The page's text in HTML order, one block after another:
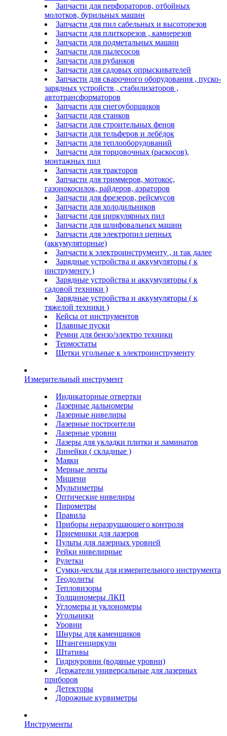
Запчасти для перфораторов, отбойных
молотков, бурильных машин
Запчасти для пил сабельных и высоторезов
Запчасти для плиткорезов , камнерезов
Запчасти для подметальных машин
Запчасти для пылесосов
Запчасти для рубанков
Запчасти для садовых опрыскивателей
Запчасти для сварочного оборудования , пуско-
зарядных устройств , стабилизаторов ,
автотрансформаторов
Запчасти для снегоуборщиков
Запчасти для станков
Запчасти для строительных фенов
Запчасти для тельферов и лебёдок
Запчасти для теплооборудований
Запчасти для торцовочных (раскосов),
монтажных пил
Запчасти для тракторов
Запчасти для триммеров, мотокос,
газонокосилок, райдеров, аэраторов
Запчасти для фрезеров, рейсмусов
Запчасти для холодильников
Запчасти для циркулярных пил
Запчасти для шлифовальных машин
Запчасти для электропил цепных
(аккумуляторные)
Запчасти к электроинструменту , и так далее
Зарядные устройства и аккумуляторы ( к
инструменту )
Зарядные устройства и аккумуляторы ( к
садовой техники )
Зарядные устройства и аккумуляторы ( к
тяжелой техники )
Кейсы от инструментов
Плавные пуски
Ремни для бензо/электро техники
Термостаты
Щетки угольные к электроинструменту
Измерительный инструмент
Индикаторные отвертки
Лазерные дальномеры
Лазерные нивелиры
Лазерные построители
Лазерные уровни
Лазеры для укладки плитки и ламинатов
Линейки ( складные )
Маяки
Мерные ленты
Мишени
Мультиметры
Оптические нивелиры
Пирометры
Правила
Приборы неразрушающего контроля
Приемники для лазеров
Пульты для лазерных уровней
Рейки нивелирные
Рулетки
Сумки-чехлы для измерительного инструмента
Теодолиты
Тепловизоры
Толщиномеры ЛКП
Угломеры и уклономеры
Угольники
Уровни
Шнуры для каменщиков
Штангенциркули
Штативы
Гидроуровни (водяные уровни)
Держатели универсальные для лазерных
приборов
Детекторы
Дорожные курвиметры
Инструменты